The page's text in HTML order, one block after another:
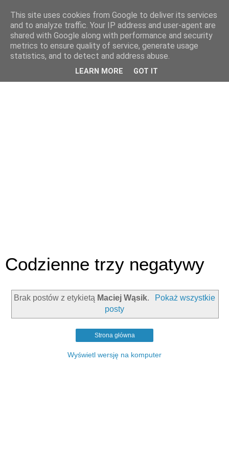
Codzienne trzy negatywy
Brak postów z etykietą Maciej Wąsik.
Pokaż wszystkie
posty
Strona główna
Wyświetl wersję na komputer
This site uses cookies from Google to deliver its services
and to analyze traffic. Your IP address and user-agent are
shared with Google along with performance and security
metrics to ensure quality of service, generate usage
statistics, and to detect and address abuse.
LEARN MORE GOT IT